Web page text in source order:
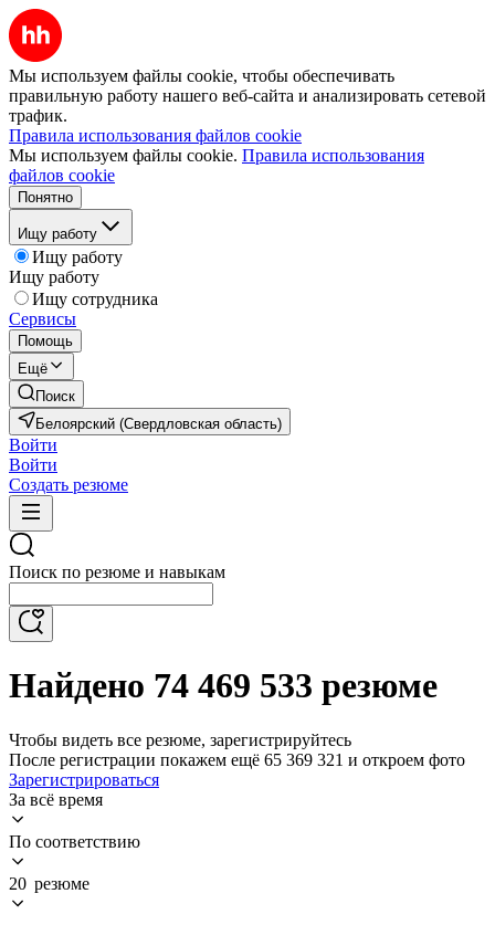
Мы используем файлы cookie, чтобы обеспечивать
правильную работу нашего веб-сайта и анализировать сетевой
трафик.
Правила использования файлов cookie
Мы используем файлы cookie. Правила использования
файлов cookie
Понятно
Ищу работу
Ищу работу
Ищу работу
Ищу сотрудника
Сервисы
Помощь
Ещё
Поиск
Белоярский (Свердловская область)
Войти
Войти
Создать резюме
Поиск по резюме и навыкам
Найдено 74 469 533 резюме
Чтобы видеть все резюме, зарегистрируйтесь
После регистрации покажем ещё 65 369 321 и откроем фото
Зарегистрироваться
За всё время
По соответствию
20 резюме